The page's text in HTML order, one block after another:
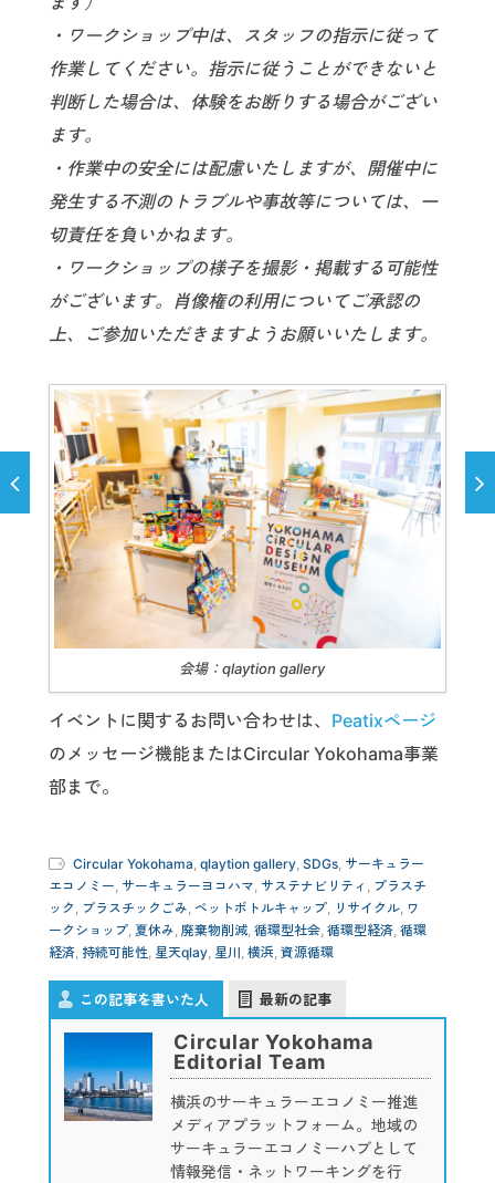
・ワークショップ中は、スタッフの指示に従って
作業してください。指示に従うことができないと
判断した場合は、体験をお断りする場合がござい
ます。
・作業中の安全には配慮いたしますが、開催中に
発生する不測のトラブルや事故等については、一
切責任を負いかねます。
・ワークショップの様子を撮影・掲載する可能性
がございます。肖像権の利用についてご承認の
上、ご参加いただきますようお願いいたします。
会場：qlaytion gallery
イベントに関するお問い合わせは、 Peatixページ
のメッセージ機能またはCircular Yokohama事業
部まで。
Circular Yokohama, qlaytion gallery, SDGs, サーキュラー
エコノミー, サーキュラーヨコハマ, サステナビリティ , プラスチ
ック , ブラスチックごみ, ペットボトルキャップ, リサイクル, ワ
ークショップ, 夏休み, 廃棄物削減, 循環型社会, 循環型経済, 循環
経済, 持続可能性, 星天qlay, 星川, 横浜, 資源循環
この記事を書いた人 最新の記事
Circular Yokohama
Editorial Team
横浜のサーキュラーエコノミー推進
メディアプラットフォーム。地域の
サーキュラーエコノミーハブとして
情報発信・ネットワーキングを行